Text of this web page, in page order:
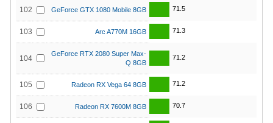
102 GeForce GTX 1080 Mobile 8GB 71.5
103 Arc A770M 16GB 71.3
104
GeForce RTX 2080 Super Max-
Q 8GB
71.2
105 Radeon RX Vega 64 8GB 71.2
106 Radeon RX 7600M 8GB 70.7